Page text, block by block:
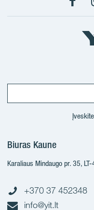
Biuras Kaune
Karaliaus Mindaugo pr. 35,
+370 37 452348
info@yit.lt